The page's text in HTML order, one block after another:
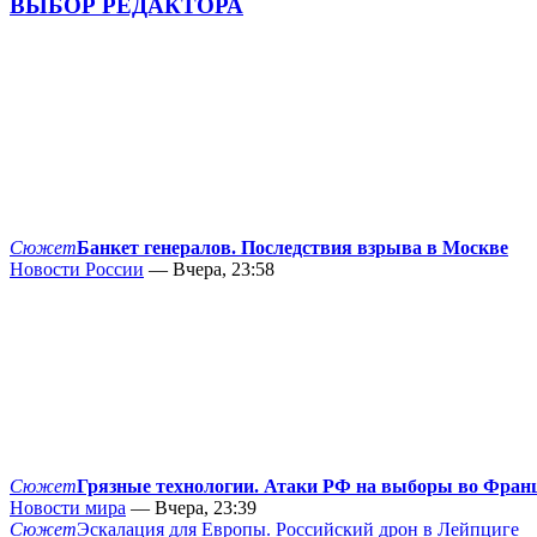
ВЫБОР РЕДАКТОРА
СюжетБанкет генералов. Последствия взрыва в Москве
Новости России — Вчера, 23:58
СюжетГрязные технологии. Атаки РФ на выборы во
Новости мира — Вчера, 23:39
СюжетЭскалация для Европы. Российский дрон в Лейпциге